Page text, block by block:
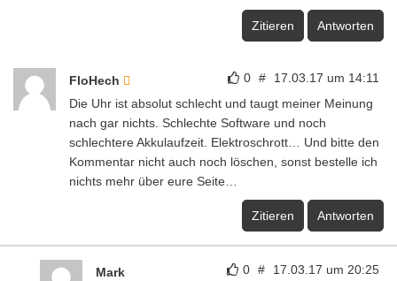
Zitieren Antworten
0 # 17.03.17 um 14:11
FloHech
Die Uhr ist absolut schlecht und taugt meiner Meinung
nach gar nichts. Schlechte Software und noch
schlechtere Akkulaufzeit. Elektroschrott… Und bitte den
Kommentar nicht auch noch löschen, sonst bestelle​ ich
nichts mehr über eure Seite…
Zitieren Antworten
0 # 17.03.17 um 20:25
Mark